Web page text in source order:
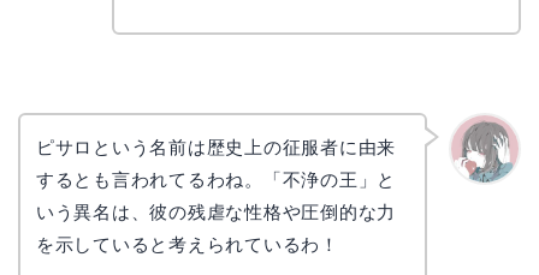
ピサロという名前は歴史上の征服者に由来
するとも言われてるわね。「不浄の王」と
いう異名は、彼の残虐な性格や圧倒的な力
を示していると考えられているわ！